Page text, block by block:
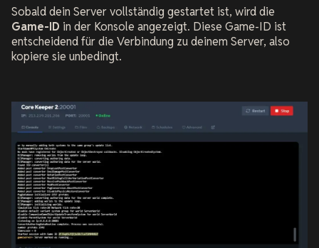
Sobald dein Server vollständig gestartet ist, wird die
Game-ID in der Konsole angezeigt. Diese Game-ID ist
entscheidend für die Verbindung zu deinem Server, also
kopiere sie unbedingt.